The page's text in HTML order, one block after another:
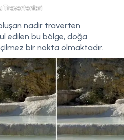
Travertenleri
nadir traverten
edilen bu bölge, doğa
bir nokta olmaktadır.